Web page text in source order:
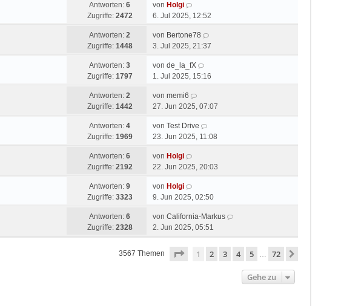
Antworten: 6
Zugriffe: 2472
von Holgi
6. Jul 2025, 12:52
Antworten: 2
Zugriffe: 1448
von Bertone78
3. Jul 2025, 21:37
Antworten: 3
Zugriffe: 1797
von de_la_fX
1. Jul 2025, 15:16
Antworten: 2
Zugriffe: 1442
von memi6
27. Jun 2025, 07:07
Antworten: 4
Zugriffe: 1969
von Test Drive
23. Jun 2025, 11:08
Antworten: 6
Zugriffe: 2192
von Holgi
22. Jun 2025, 20:03
Antworten: 9
Zugriffe: 3323
von Holgi
9. Jun 2025, 02:50
Antworten: 6
Zugriffe: 2328
von California-Markus
2. Jun 2025, 05:51
3567 Themen Seite von72
1 2 3 4 5 … 72
Gehe zu